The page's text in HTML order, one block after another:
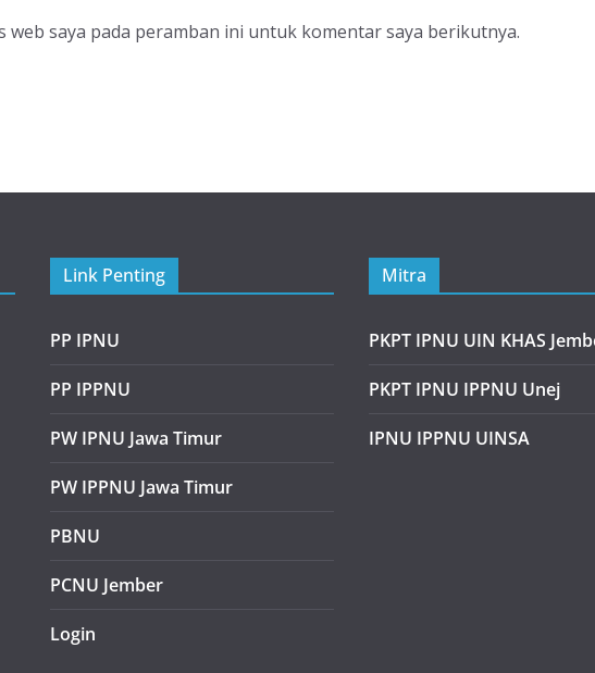
web saya pada peramban ini untuk komentar saya berikutnya.
Link Penting
PP IPNU
PP IPPNU
PW IPNU Jawa Timur
PW IPPNU Jawa Timur
PBNU
PCNU Jember
Login
Mitra
PKPT IPNU UIN KHAS
PKPT IPNU IPPNU Unej
IPNU IPPNU UINSA